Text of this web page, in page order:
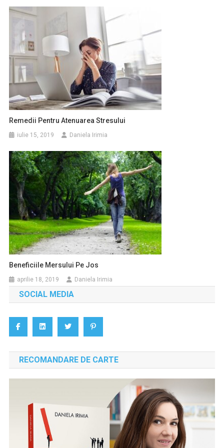
Remedii Pentru Atenuarea Stresului
iulie 15, 2019 Daniela Irimia
Beneficiile Mersului Pe Jos
aprilie 18, 2019 Daniela Irimia
SOCIAL MEDIA
RECOMANDARE DE CARTE